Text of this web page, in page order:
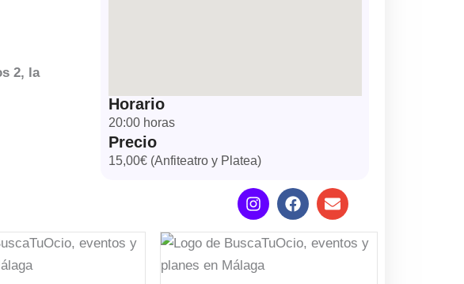
2, la
Horario
20:00 horas
Precio
15,00€ (Anfiteatro y Platea)
I
n
t
a
g
F
a
e
E
n
e